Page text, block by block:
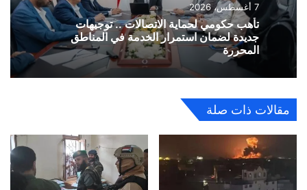
7 أغسطس، 2026
تأهب حكومي لحماية الاتصالات .. توجيهات
جديدة لضمان استمرار الخدمة في المناطق
المحررة
مقالات ذات صلة